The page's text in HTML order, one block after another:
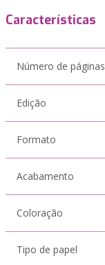
Características
Número de páginas
Edição
Formato
Acabamento
Coloração
Tipo de papel